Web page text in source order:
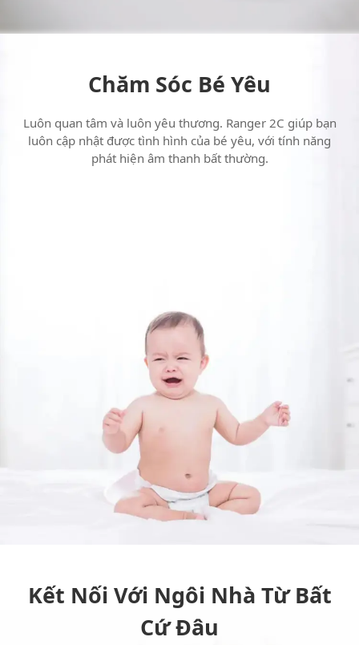
Chăm Sóc Bé Yêu
Luôn quan tâm và luôn yêu thương. Ranger 2C giúp bạn
luôn cập nhật được tình hình của bé yêu, với tính năng
phát hiện âm thanh bất thường.
Kết Nối Với Ngôi Nhà Từ Bất
Cứ Đâu